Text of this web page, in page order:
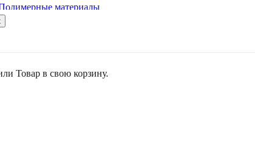
Товар в свою корзину.
материалы